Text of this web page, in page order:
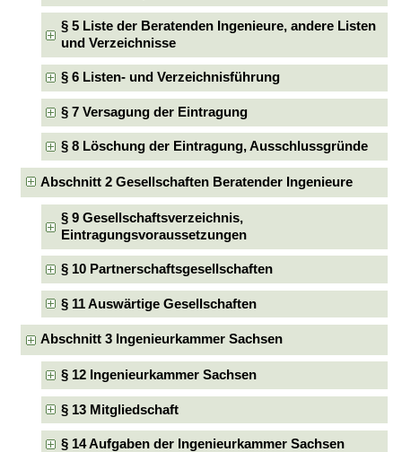
§ 5 Liste der Beratenden Ingenieure, andere Listen
und Verzeichnisse
§ 6 Listen- und Verzeichnisführung
§ 7 Versagung der Eintragung
§ 8 Löschung der Eintragung, Ausschlussgründe
Abschnitt 2 Gesellschaften Beratender Ingenieure
§ 9 Gesellschaftsverzeichnis,
Eintragungsvoraussetzungen
§ 10 Partnerschaftsgesellschaften
§ 11 Auswärtige Gesellschaften
Abschnitt 3 Ingenieurkammer Sachsen
§ 12 Ingenieurkammer Sachsen
§ 13 Mitgliedschaft
§ 14 Aufgaben der Ingenieurkammer Sachsen